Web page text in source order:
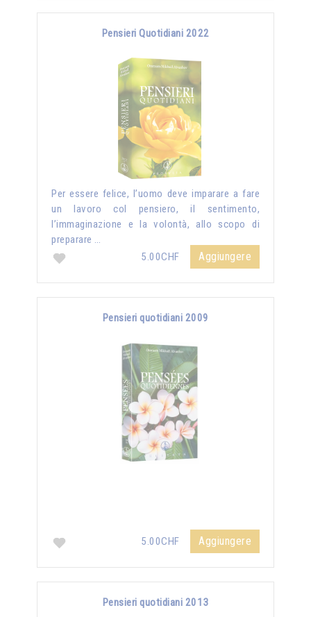
Pensieri Quotidiani 2022
Per essere felice, l’uomo deve imparare a fare
un lavoro col pensiero, il sentimento,
l’immaginazione e la volontà, allo scopo di
preparare …
5.00CHF
Aggiungere
Pensieri quotidiani 2009
5.00CHF Aggiungere
Pensieri quotidiani 2013